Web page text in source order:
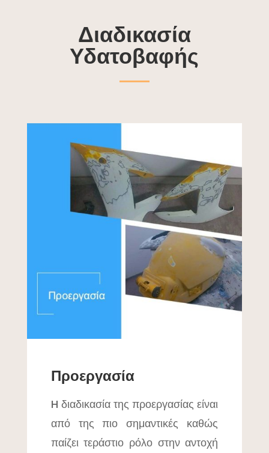
Διαδικασία
Υδατοβαφής
Προεργασία
H διαδικασία της προεργασίας είναι
από της πιο σημαντικές καθώς
παίζει τεράστιο ρόλο στην αντοχή